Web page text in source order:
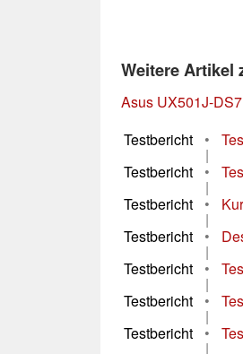
Weitere Artikel
Asus UX501J-
Testbericht
•
|
Testbericht
•
|
Testbericht
•
|
Testbericht
•
|
Testbericht
•
|
Testbericht
•
|
Testbericht
•
|